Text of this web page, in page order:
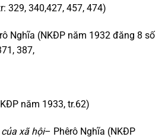
329, 340,427, 457, 474)
Nghĩa (NKĐP năm 1932 đăng 8 số
387,
năm 1933, tr.62)
xã hội– Phêrô Nghĩa (NKĐP